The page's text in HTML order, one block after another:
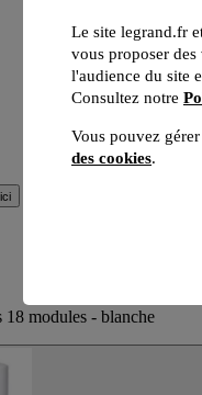
modules - blanche
Le site legrand.fr
vous proposer des
l'audience du site
Consultez notre
Vous pouvez
des cookies.